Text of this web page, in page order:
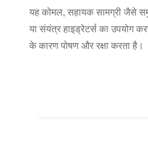
यह कोमल, सहायक सामग्री जैसे
या संयंत्र हाइड्रेटर्स का उपयोग
के कारण पोषण और रक्षा करता है।